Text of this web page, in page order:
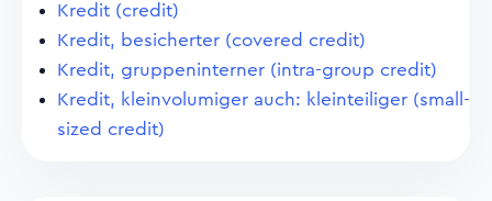
Kredit (credit)
Kredit, besicherter (covered credit)
Kredit, gruppeninterner (intra-group credit)
Kredit, kleinvolumiger auch: kleinteiliger (small-
sized credit)